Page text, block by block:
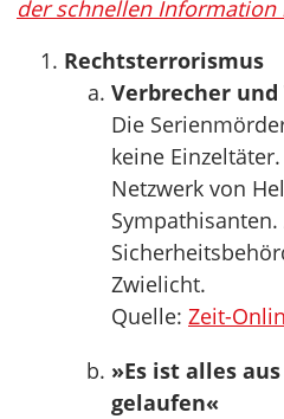
der schnellen Information
Rechtsterrorismus
Verbrecher und
Die
keine
Netzwerk von
Zwielicht.
Quelle: Zeit-
»Es ist alles
gelaufen«